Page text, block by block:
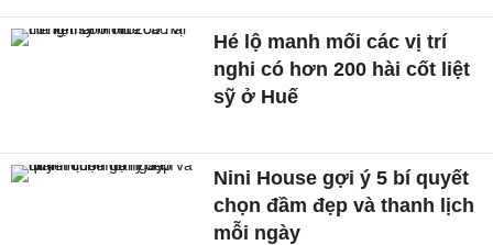
Hé lộ manh mối các vị trí
nghi có hơn 200 hài cốt liệt
sỹ ở Huế
Nini House gợi ý 5 bí quyết
chọn đầm đẹp và thanh lịch
mỗi ngày